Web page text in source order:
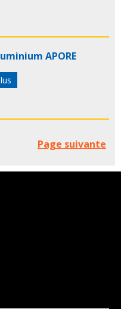
APORE
Page suivante